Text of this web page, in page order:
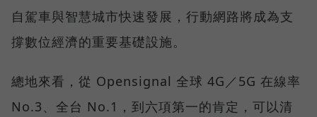
自駕車與智慧城市快速發展，行動網路將成為支
撐數位經濟的重要基礎設施。
總地來看，從 Opensignal 全球 4G／5G 在線率
No.3、全台 No.1，到六項第一的肯定，可以清